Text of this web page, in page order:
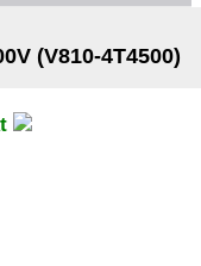
(V810-4T4500)